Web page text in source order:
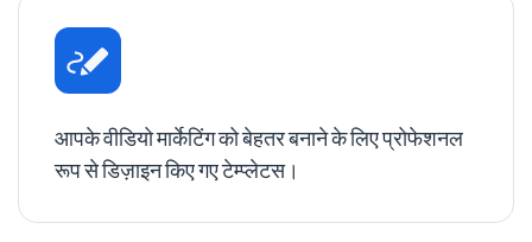
आपके वीडियो मार्केटिंग को बेहतर बनाने के लिए प्रोफेशनल
रूप से डिज़ाइन किए गए टेम्प्लेटस।